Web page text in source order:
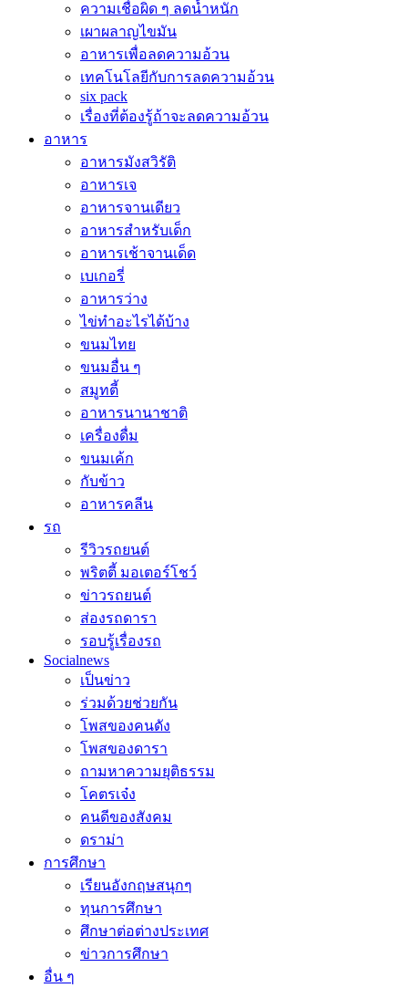
ความเชื่อผิด ๆ ลดน้ำหนัก
เผาผลาญไขมัน
อาหารเพื่อลดความอ้วน
เทคโนโลยีกับการลดความอ้วน
six pack
เรื่องที่ต้องรู้ถ้าจะลดความอ้วน
อาหาร
อาหารมังสวิรัติ
อาหารเจ
อาหารจานเดียว
อาหารสำหรับเด็ก
อาหารเช้าจานเด็ด
เบเกอรี่
อาหารว่าง
ไข่ทำอะไรได้บ้าง
ขนมไทย
ขนมอื่น ๆ
สมูทตี้
อาหารนานาชาติ
เครื่องดื่ม
ขนมเค้ก
กับข้าว
อาหารคลีน
รถ
รีวิวรถยนต์
พริตตี้ มอเตอร์โชว์
ข่าวรถยนต์
ส่องรถดารา
รอบรู้เรื่องรถ
Socialnews
เป็นข่าว
ร่วมด้วยช่วยกัน
โพสของคนดัง
โพสของดารา
ถามหาความยุติธรรม
โคตรเจ๋ง
คนดีของสังคม
ดราม่า
การศึกษา
เรียนอังกฤษสนุกๆ
ทุนการศึกษา
ศึกษาต่อต่างประเทศ
ข่าวการศึกษา
อื่น ๆ